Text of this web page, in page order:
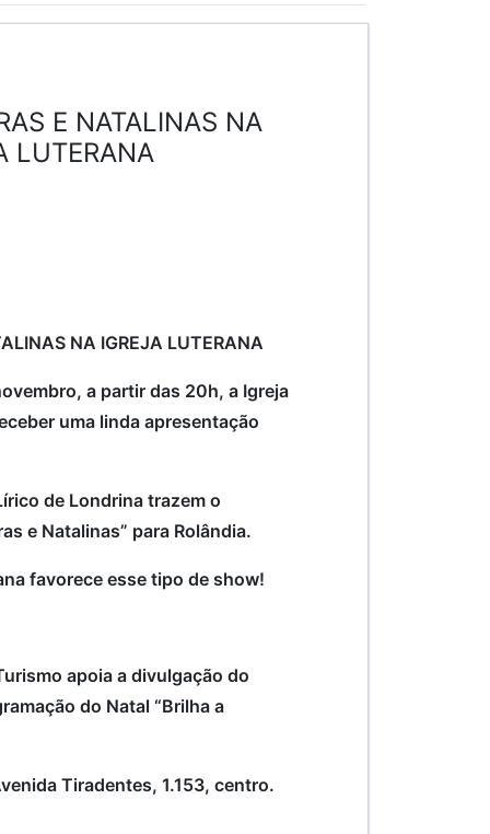
E NATALINAS NA
LUTERANA
NA IGREJA LUTERANA
a partir das 20h, a Igreja
uma linda apresentação
de Londrina trazem o
e Natalinas” para Rolândia.
favorece esse tipo de show!
apoia a divulgação do
do Natal “Brilha a
Tiradentes, 1.153, centro.